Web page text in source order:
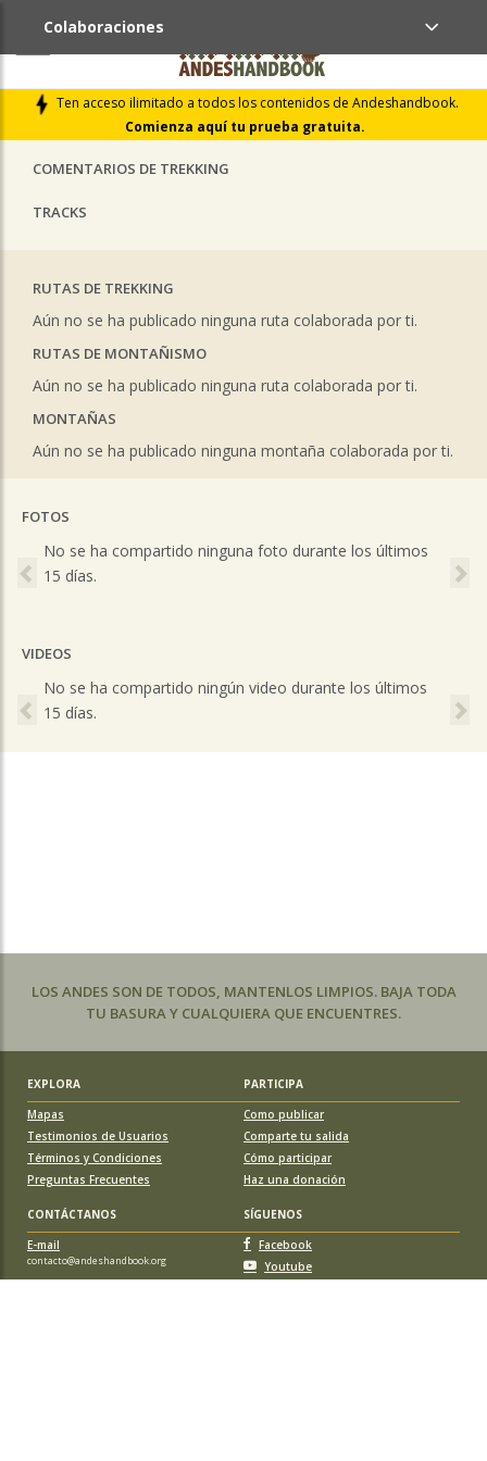
Ten acceso ilimitado a todos los contenidos de Andeshandbook.
Comienza aquí tu prueba gratuita.
Colaboraciones
ÚLTIMAS COLABORACIONES PUBLICADAS
LIBROS DE CUMBRES
COMENTARIOS DE TREKKING
TRACKS
RUTAS DE TREKKING
Aún no se ha publicado ninguna ruta colaborada por ti.
RUTAS DE MONTAÑISMO
Aún no se ha publicado ninguna ruta colaborada por ti.
MONTAÑAS
Aún no se ha publicado ninguna montaña colaborada por ti.
FOTOS
No se ha compartido ninguna foto durante los últimos
15 días.
Previous
VIDEOS
No se ha compartido ningún video durante los últimos
15 días.
Previous
LOS ANDES SON DE TODOS, MANTENLOS LIMPIOS. BAJA TODA
TU BASURA Y CUALQUIERA QUE ENCUENTRES.
EXPLORA
PARTICIPA
Mapas
Testimonios de Usuarios
Términos y Condiciones
Preguntas Frecuentes
Como publicar
Comparte tu salida
Cómo participar
Haz una donación
CONTÁCTANOS
SÍGUENOS
E-mail
contacto@andeshandbook.org
Facebook
Youtube